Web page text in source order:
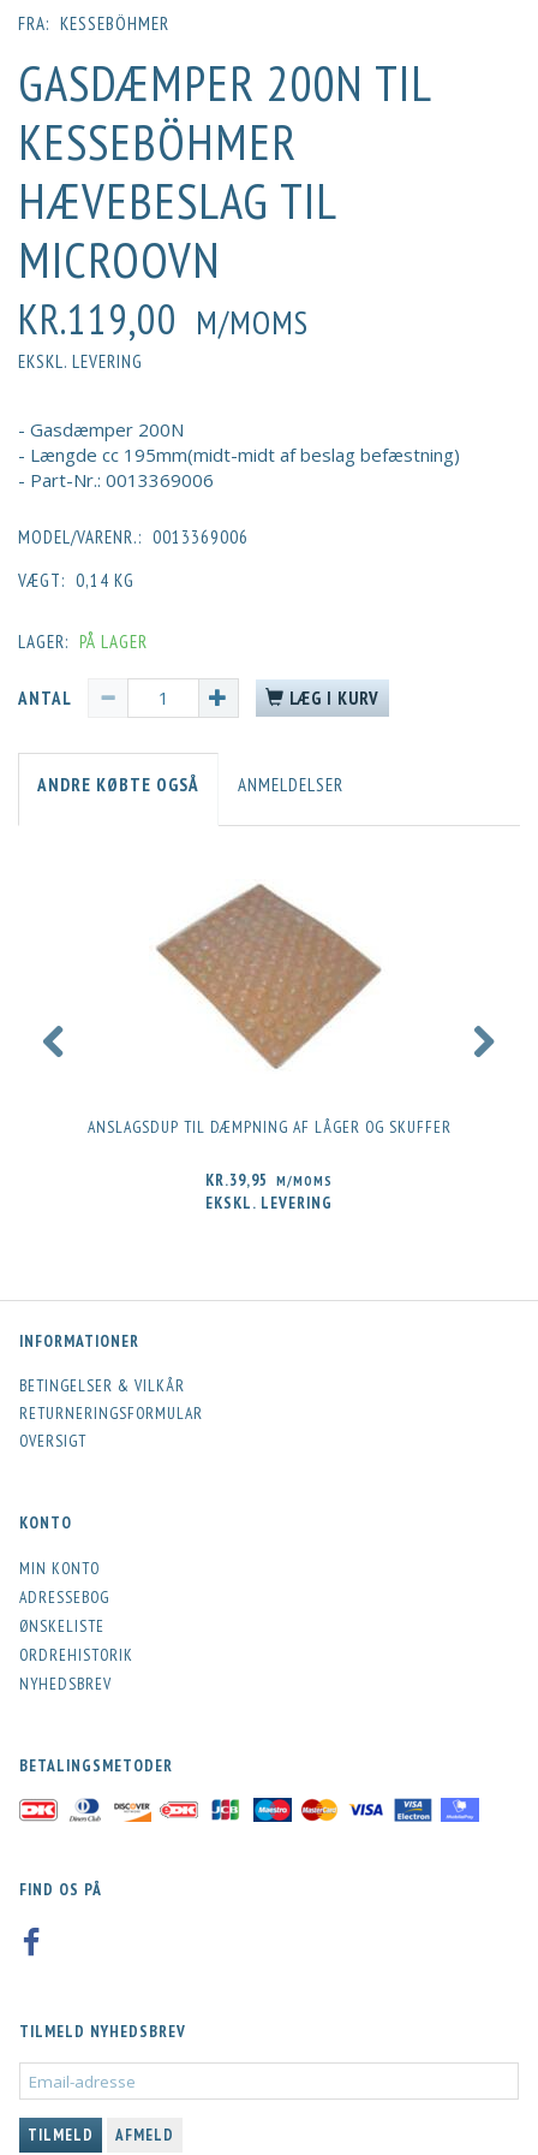
FRA: KESSEBÖHMER
GASDÆMPER 200N TIL
KESSEBÖHMER
HÆVEBESLAG TIL
MICROOVN
KR.119,00 M/MOMS
EKSKL. LEVERING
- Gasdæmper 200N
- Længde cc 195mm(midt-midt af beslag befæstning)
- Part-Nr.: 0013369006
MODEL/VARENR.: 0013369006
VÆGT: 0,14 KG
LAGER: PÅ LAGER
ANTAL LÆG I KURV
ANDRE KØBTE OGSÅ ANMELDELSER
ANSLAGSDUP TIL DÆMPNING AF LÅGER OG SKUFFER
KR.39,95 M/MOMS
EKSKL. LEVERING
INFORMATIONER
BETINGELSER & VILKÅR
RETURNERINGSFORMULAR
OVERSIGT
KONTO
MIN KONTO
ADRESSEBOG
ØNSKELISTE
ORDREHISTORIK
NYHEDSBREV
BETALINGSMETODER
FIND OS PÅ
TILMELD NYHEDSBREV
EMAIL-
ADRESSE
TILMELD AFMELD